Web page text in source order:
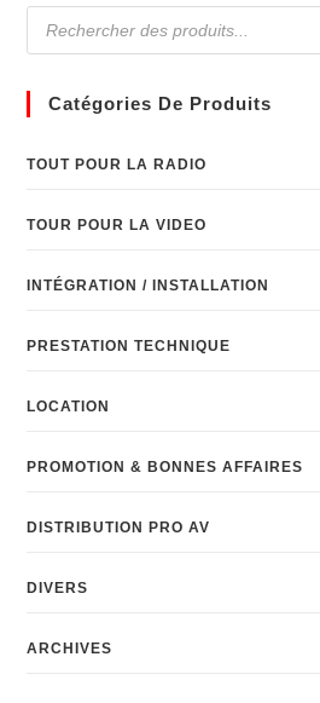
Catégories De Produits
TOUT POUR LA RADIO
TOUR POUR LA VIDEO
INTÉGRATION / INSTALLATION
PRESTATION TECHNIQUE
LOCATION
PROMOTION & BONNES AFFAIRES
DISTRIBUTION PRO AV
DIVERS
ARCHIVES